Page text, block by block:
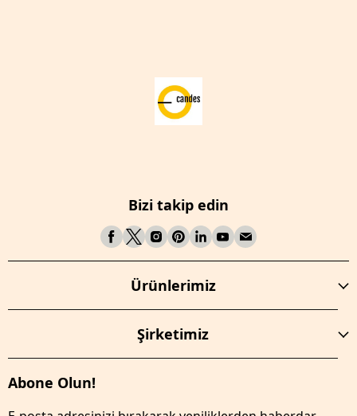
Bizi takip edin
Ürünlerimiz
Şirketimiz
Abone Olun!